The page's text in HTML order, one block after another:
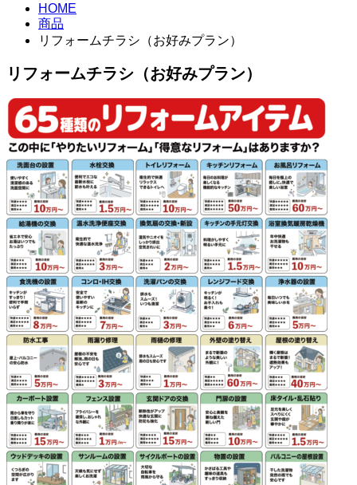
HOME
商品
リフォームチラシ（お好みプラン）
リフォームチラシ（お好みプラン）